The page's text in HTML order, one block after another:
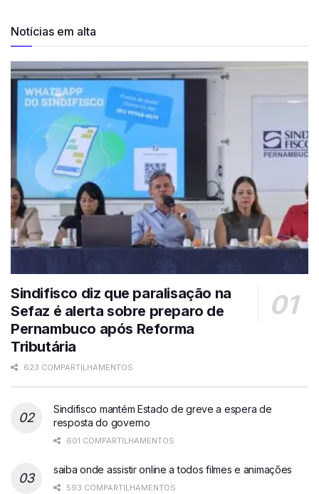
Notícias em alta
Sindifisco diz que paralisação na
Sefaz é alerta sobre preparo de
Pernambuco após Reforma
Tributária
623 COMPARTILHAMENTOS
Sindifisco mantém Estado de greve a espera de
resposta do governo
601 COMPARTILHAMENTOS
saiba onde assistir online a todos filmes e animações
593 COMPARTILHAMENTOS